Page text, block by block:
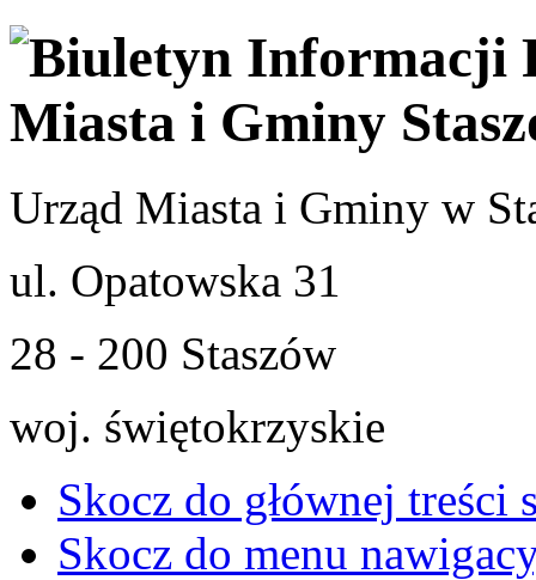
Urząd Miasta i Gminy w
ul. Opatowska 31
28 - 200 Staszów
woj. świętokrzyskie
Skocz do głównej treści
Skocz do menu